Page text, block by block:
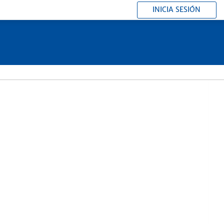
INICIA SESIÓN